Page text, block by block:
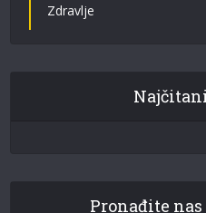
Zdravlje
Pronađite nas